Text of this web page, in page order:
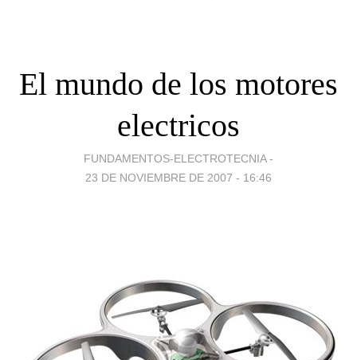
El mundo de los motores
electricos
FUNDAMENTOS-ELECTROTECNIA -
23 DE NOVIEMBRE DE 2007 - 16:46